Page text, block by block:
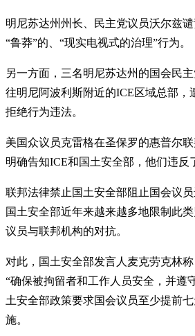
明尼苏达州州长、民主党议员沃尔兹
“鲁莽”的、“现实电视式的治理”行为。
另一方面，三名明尼苏达州的国会民
往明尼阿波利斯附近的ICE区域总部，
拒绝行为违法。
美国众议员克雷格在圣保罗的惠普尔
明确告知ICE和国土安全部，他们违反
联邦法律禁止国土安全部阻止国会议
国土安全部近年来越来越多地限制此
议员与联邦机构的对抗。
对此，国土安全部发言人麦克劳克林
“确保被拘留者和工作人员安全，并遵
土安全部政策要求国会议员至少提前
施。